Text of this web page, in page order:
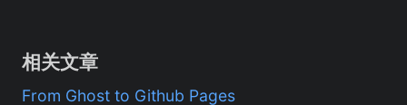
相关文章
From Ghost to Github Pages